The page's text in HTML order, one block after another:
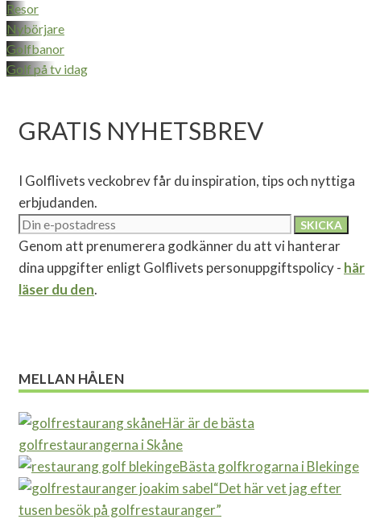
Resor
Nybörjare
Golfbanor
Golf på tv idag
GRATIS NYHETSBREV
I Golflivets veckobrev får du inspiration, tips och nyttiga
erbjudanden.
Genom att prenumerera godkänner du att vi hanterar
dina uppgifter enligt Golflivets personuppgiftspolicy - här
läser du den.
MELLAN HÅLEN
Här är de bästa
golfrestaurangerna i Skåne
Bästa golfkrogarna i Blekinge
“Det här vet jag efter
tusen besök på golfrestauranger”